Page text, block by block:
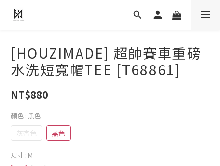
[HOUZIMADE] 超帥賽車重磅
水洗短寬帽TEE [T68861]
NT$880
顏色 : 黑色
灰杏色 黑色
尺寸 : M